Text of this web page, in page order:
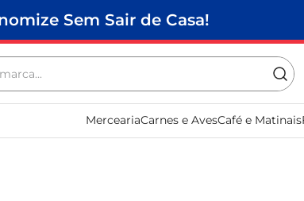
Sem Sair de Casa!
marca...
MerceariaCarnes e AvesCafé e Matinais